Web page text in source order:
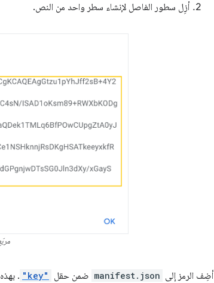
أزِل سطور الفاصل لإنشاء سطر واحد من النص.
أضِف الرمز إلى manifest.json ضمن حقل "key"
.